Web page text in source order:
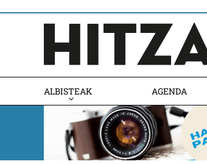
ALBISTEAK AGENDA